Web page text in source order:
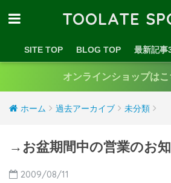
TOOLATE
SITE TOP BLOG TOP 最新記事
オンラインショップはこ
ホーム 過去アーカイブ 未分類
→お盆期間中の営業のお知
2009/08/11